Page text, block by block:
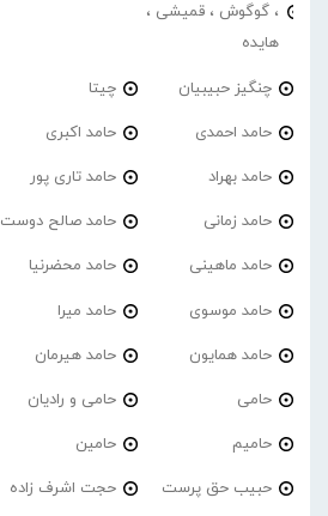
، گوگوش ، قمیشی ،
هایده
چنگیز حبیبیان چیتا
حامد احمدی حامد اکبری
حامد بهراد حامد تاری پور
حامد زمانی حامد صالح دوست
حامد ماهینی حامد محضرنیا
حامد موسوی حامد میرا
حامد همایون حامد هیرمان
حامی حامی و رادیان
حامیم حامین
حبیب حق پرست حجت اشرف زاده